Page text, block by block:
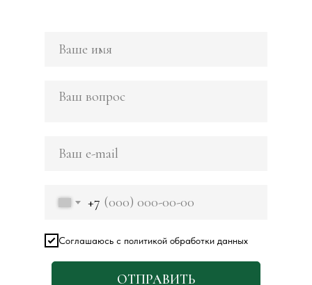
+7
Соглашаюсь с политикой обработки данных
ОТПРАВИТЬ